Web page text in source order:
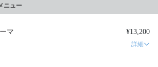
ニュー
マ ¥13,200
詳細